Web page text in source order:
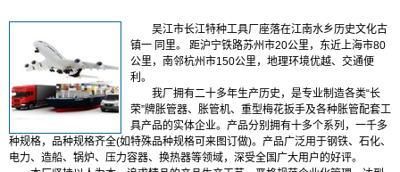
吴江市长江特种工具厂座落在江南水乡历史文化古
镇一 同里。 距沪宁铁路苏州市20公里，东近上海市80
公里，南邻杭州市150公里，地理环境优越、交通便
利。
我厂拥有二十多年生产历史，是专业制造各类“长
荣”牌胀管器、胀管机、重型梅花扳手及各种胀管配套工
具产品的实体企业。产品分别拥有十多个系列，一千多
种规格，品种规格齐全(如特殊品种规格可来图订做)。产品广泛用于钢铁、石化、
电力、造船、锅炉、压力容器、换热器等领域，深受全国广大用户的好评。